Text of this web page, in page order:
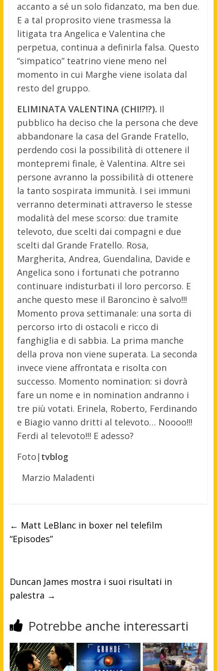
accanto a sé un solo fidanzato, ma ben due.
E a tal proprosito viene trasmessa la
litigata tra Angelica e Valentina che
perpetua, continua a definirla falsa. Questo
“simpatico” teatrino viene meno nel
momento in cui Marghe viene isolata dal
resto del gruppo.
ELIMINATA VALENTINA (CHI!?!?). Il
pubblico ha deciso che la persona che deve
abbandonare la casa del Grande Fratello,
perdendo cosi la possibilità di ottenere il
montepremi finale, è Valentina. Altre sei
persone avranno la possibilità di ottenere
la tanto sospirata immunità. I sei immuni
verranno determinati attraverso le stesse
modalità del mese scorso: due tramite
televoto, due scelti dai compagni e due
scelti dal Grande Fratello. Rosa,
Margherita, Andrea, Guendalina, Davide e
Angelica sono i fortunati che potranno
continuare indisturbati il loro percorso. E
anche questo mese il Baroncino è salvo!!!
Momento prova settimanale: una sorta di
percorso irto di ostacoli e ricco di
fanghiglia e di sabbia. La prima manche
della prova non viene superata. La seconda
invece viene affrontata e risolta con
successo. Momento nomination: si dovrà
fare un nome e in nomination andranno i
tre più votati. Erinela, Roberto, Ferdinando
e Biagio vanno dritti al televoto… Noooo!!!
Ferdi al televoto!!! E adesso?
Foto| tvblog
Marzio Maladenti
← Matt LeBlanc in boxer nel telefilm
“Episodes”
Duncan James mostra i suoi risultati in
palestra →
Potrebbe anche interessarti